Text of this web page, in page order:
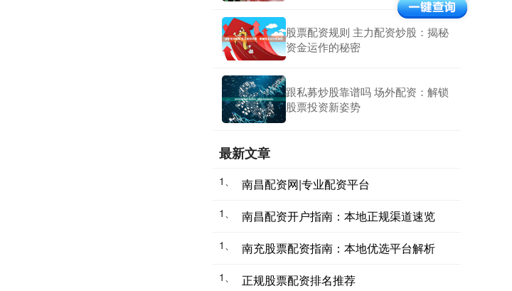
股票配资规则 主力配资炒股：揭秘
资金运作的秘密
跟私募炒股靠谱吗 场外配资：解锁
股票投资新姿势
最新文章
1、 南昌配资网|专业配资平台
1、 南昌配资开户指南：本地正规渠道速览
1、 南充股票配资指南：本地优选平台解析
1、 正规股票配资排名推荐